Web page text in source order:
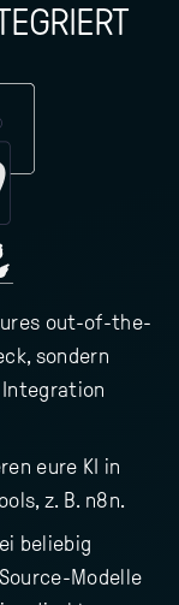
out-of-the-
sondern
eure KI in
z. B. n8n.
beliebig
Modelle